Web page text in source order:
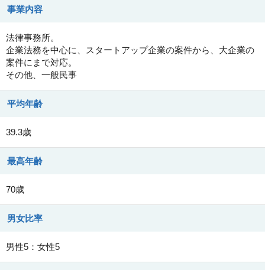
事業内容
法律事務所。
企業法務を中心に、スタートアップ企業の案件から、大企業の
案件にまで対応。
その他、一般民事
平均年齢
39.3歳
最高年齢
70歳
男女比率
男性5：女性5